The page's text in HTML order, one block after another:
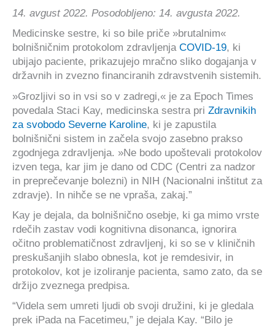
14. avgust 2022. Posodobljeno: 14. avgusta 2022.
Medicinske sestre, ki so bile priče »brutalnim«
bolnišničnim protokolom zdravljenja COVID-19, ki
ubijajo paciente, prikazujejo mračno sliko dogajanja v
državnih in zvezno financiranih zdravstvenih sistemih.
»Grozljivi so in vsi so v zadregi,« je za Epoch Times
povedala Staci Kay, medicinska sestra pri Zdravnikih
za svobodo Severne Karoline, ki je zapustila
bolnišnični sistem in začela svojo zasebno prakso
zgodnjega zdravljenja. »Ne bodo upoštevali protokolov
izven tega, kar jim je dano od CDC (Centri za nadzor
in preprečevanje bolezni) in NIH (Nacionalni inštitut za
zdravje). In nihče se ne vpraša, zakaj.”
Kay je dejala, da bolnišnično osebje, ki ga mimo vrste
rdečih zastav vodi kognitivna disonanca, ignorira
očitno problematičnost zdravljenj, ki so se v kliničnih
preskušanjih slabo obnesla, kot je remdesivir, in
protokolov, kot je izoliranje pacienta, samo zato, da se
držijo zveznega predpisa.
“Videla sem umreti ljudi ob svoji družini, ki je gledala
prek iPada na Facetimeu,” je dejala Kay. “Bilo je